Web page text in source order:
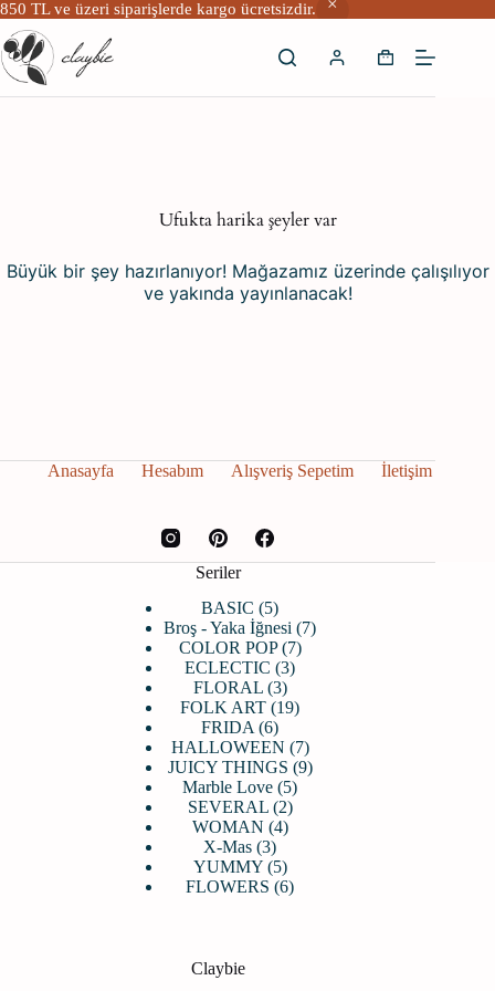
850 TL ve üzeri siparişlerde kargo ücretsizdir.
Skip
to
content
Shopping
Ufukta harika şeyler var
Büyük bir şey hazırlanıyor! Mağazamız üzerinde çalışılıyor
ve yakında yayınlanacak!
Anasayfa Hesabım Alışveriş Sepetim İletişim
Seriler
BASIC
55
ürün
Broş - Yaka İğnesi 77
COLOR POP 77
ürün
ECLECTIC 33
FLORAL 33
ürün
FOLK ART 1919
FRIDA 66
ürün
HALLOWEEN 77
ürün
JUICY THINGS 99
Marble Love 55
ürün
SEVERAL 22
ürün
WOMAN 44
X-Mas 33
ürün
YUMMY 55
ürün
FLOWERS 66
Claybie